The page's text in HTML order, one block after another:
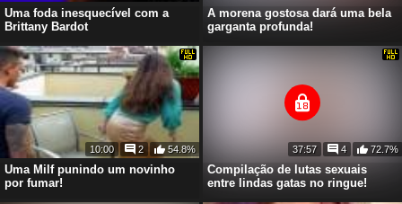
Uma foda inesquecível com a
Brittany Bardot
A morena gostosa dará uma bela
garganta profunda!
Uma Milf punindo um novinho
por fumar!
10:00 2 54.8%
Compilação de lutas sexuais
entre lindas gatas no ringue!
37:57 4 72.7%